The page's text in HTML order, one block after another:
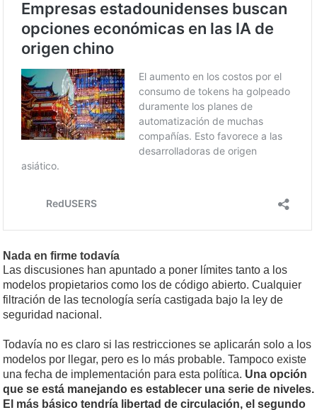
Nada en firme todavía
Las discusiones han apuntado a poner límites tanto a los
modelos propietarios como los de código abierto. Cualquier
filtración de las tecnología sería castigada bajo la ley de
seguridad nacional.
Todavía no es claro si las restricciones se aplicarán solo a los
modelos por llegar, pero es lo más probable. Tampoco existe
una fecha de implementación para esta política. Una opción
que se está manejando es establecer una serie de niveles.
El más básico tendría libertad de circulación, el segundo